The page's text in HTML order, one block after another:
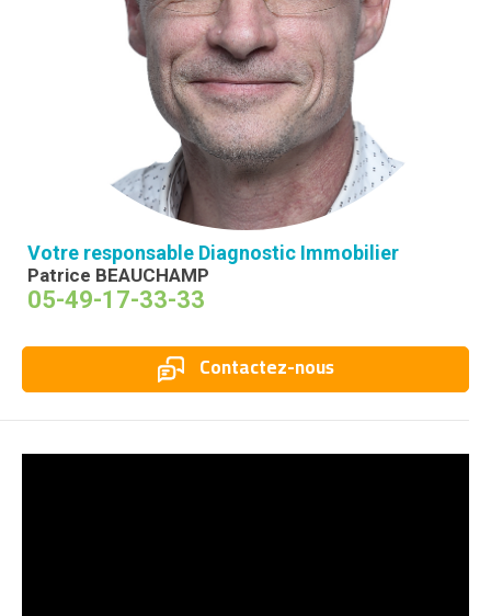
Votre responsable Diagnostic Immobilier
Patrice BEAUCHAMP
05-49-17-33-33
Contactez-nous